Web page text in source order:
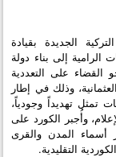
الجديدة بقيادة
إلى بناء دولة
القضاء على التعددية
وذلك في إطار
تمثل تهديداً وجودياً،
وأُجبر الكورد على
أسماء المدن والقرى
التقليدية.